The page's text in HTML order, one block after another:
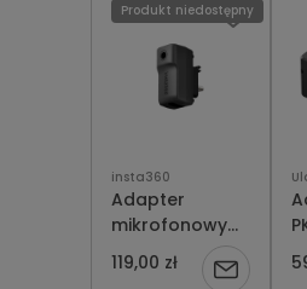
insta360
Adapter
mikrofonowy
3,5mm
Insta360 X3 -
119,00 zł
Produkt niedostępny
Powiadom